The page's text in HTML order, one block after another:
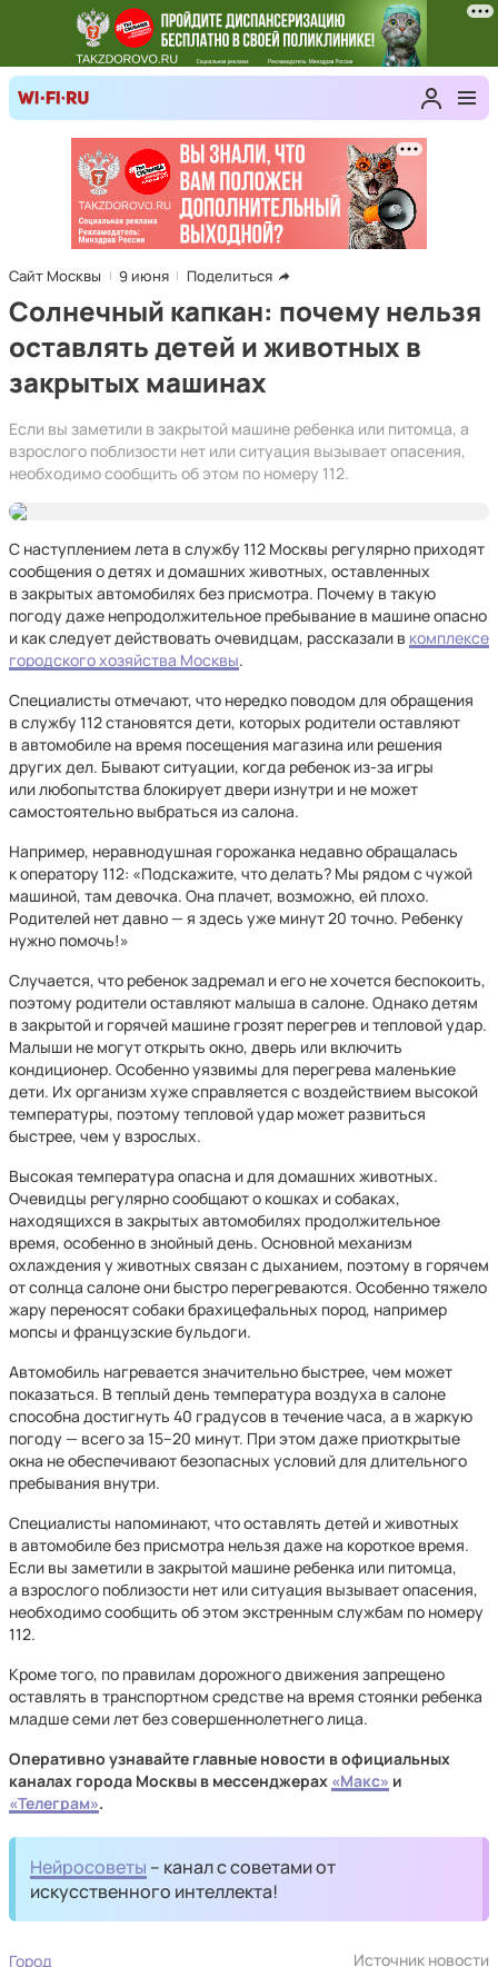
Сайт Москвы 9 июня Поделиться
Солнечный капкан: почему нельзя
оставлять детей и животных в
закрытых машинах
Если вы заметили в закрытой машине ребенка или питомца, а
взрослого поблизости нет или ситуация вызывает опасения,
необходимо сообщить об этом по номеру 112.
С наступлением лета в службу 112 Москвы регулярно приходят
сообщения о детях и домашних животных, оставленных
в закрытых автомобилях без присмотра. Почему в такую
погоду даже непродолжительное пребывание в машине опасно
и как следует действовать очевидцам, рассказали в комплексе
городского хозяйства Москвы.
Специалисты отмечают, что нередко поводом для обращения
в службу 112 становятся дети, которых родители оставляют
в автомобиле на время посещения магазина или решения
других дел. Бывают ситуации, когда ребенок из‑за игры
или любопытства блокирует двери изнутри и не может
самостоятельно выбраться из салона.
Например, неравнодушная горожанка недавно обращалась
к оператору 112: «Подскажите, что делать? Мы рядом с чужой
машиной, там девочка. Она плачет, возможно, ей плохо.
Родителей нет давно — я здесь уже минут 20 точно. Ребенку
нужно помочь!»
Случается, что ребенок задремал и его не хочется беспокоить,
поэтому родители оставляют малыша в салоне. Однако детям
в закрытой и горячей машине грозят перегрев и тепловой удар.
Малыши не могут открыть окно, дверь или включить
кондиционер. Особенно уязвимы для перегрева маленькие
дети. Их организм хуже справляется с воздействием высокой
температуры, поэтому тепловой удар может развиться
быстрее, чем у взрослых.
Высокая температура опасна и для домашних животных.
Очевидцы регулярно сообщают о кошках и собаках,
находящихся в закрытых автомобилях продолжительное
время, особенно в знойный день. Основной механизм
охлаждения у животных связан с дыханием, поэтому в горячем
от солнца салоне они быстро перегреваются. Особенно тяжело
жару переносят собаки брахицефальных пород, например
мопсы и французские бульдоги.
Автомобиль нагревается значительно быстрее, чем может
показаться. В теплый день температура воздуха в салоне
способна достигнуть 40 градусов в течение часа, а в жаркую
погоду — всего за 15–20 минут. При этом даже приоткрытые
окна не обеспечивают безопасных условий для длительного
пребывания внутри.
Специалисты напоминают, что оставлять детей и животных
в автомобиле без присмотра нельзя даже на короткое время.
Если вы заметили в закрытой машине ребенка или питомца,
а взрослого поблизости нет или ситуация вызывает опасения,
необходимо сообщить об этом экстренным службам по номеру
112.
Кроме того, по правилам дорожного движения запрещено
оставлять в транспортном средстве на время стоянки ребенка
младше семи лет без совершеннолетнего лица.
Оперативно узнавайте главные новости в официальных
каналах города Москвы в мессенджерах «Макс» и
«Телеграм».
Нейросоветы – канал с советами от
искусственного интеллекта!
Город Источник новости